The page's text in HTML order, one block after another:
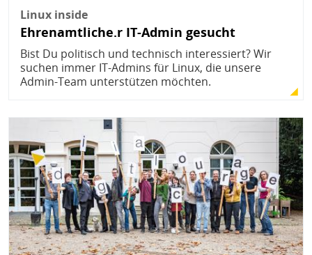
Linux inside
Ehrenamtliche.r IT-Admin gesucht
Bist Du politisch und technisch interessiert? Wir
suchen immer IT-Admins für Linux, die unsere
Admin-Team unterstützen möchten.
Bild